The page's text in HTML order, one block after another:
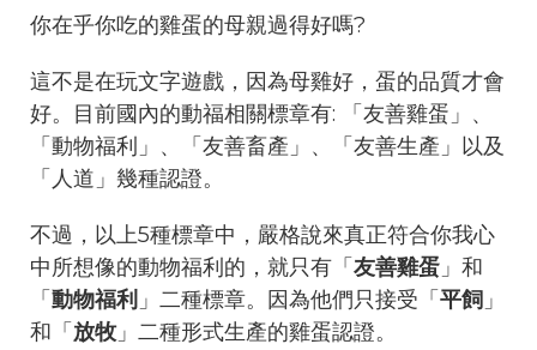
你在乎你吃的雞蛋的母親過得好嗎?
這不是在玩文字遊戲，因為母雞好，蛋的品質才會
好。目前國內的動福相關標章有: 「友善雞蛋」、
「動物福利」、「友善畜產」、「友善生產」以及
「人道」幾種認證。
不過，以上5種標章中，嚴格說來真正符合你我心
中所想像的動物福利的，就只有「友善雞蛋 」和
「動物福利 」二種標章。因為他們只接受「平飼 」
和「放牧」二種形式生產的雞蛋認證。